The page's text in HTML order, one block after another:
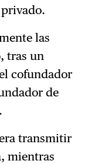
las
tras un
cofundador
de
transmitir
mientras